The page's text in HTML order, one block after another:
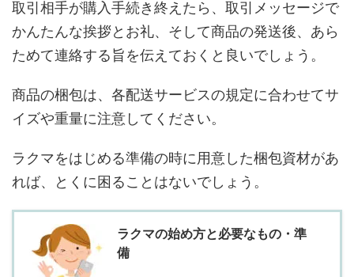
取引相手が購入手続き終えたら、取引メッセージで
かんたんな挨拶とお礼、そして商品の発送後、あら
ためて連絡する旨を伝えておくと良いでしょう。
商品の梱包は、各配送サービスの規定に合わせてサ
イズや重量に注意してください。
ラクマをはじめる準備の時に用意した梱包資材があ
れば、とくに困ることはないでしょう。
ラクマの始め方と必要なもの・準
備